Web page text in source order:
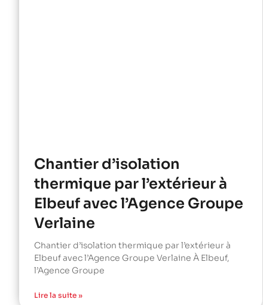
Chantier d’isolation
thermique par l’extérieur à
Elbeuf avec l’Agence Groupe
Verlaine
Chantier d’isolation thermique par l’extérieur à
Elbeuf avec l’Agence Groupe Verlaine À Elbeuf,
l’Agence Groupe
Lire la suite »